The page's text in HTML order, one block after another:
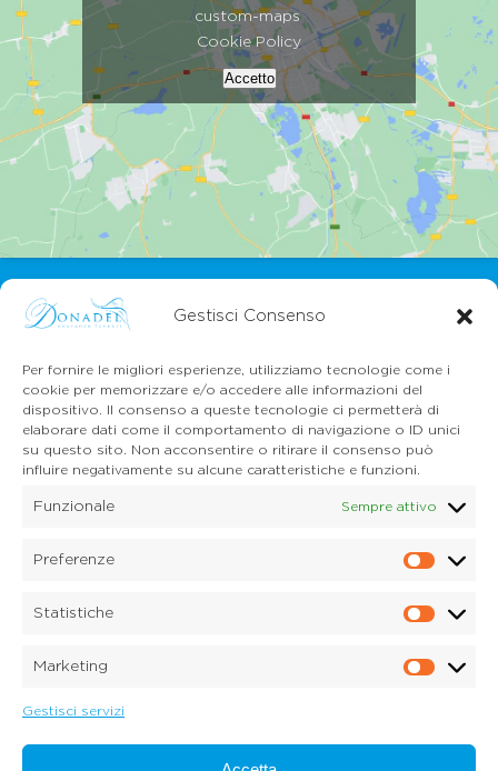
Gestisci Consenso
Per fornire le migliori esperienze, utilizziamo tecnologie come i
cookie per memorizzare e/o accedere alle informazioni del
dispositivo. Il consenso a queste tecnologie ci permetterà di
elaborare dati come il comportamento di navigazione o ID unici
su questo sito. Non acconsentire o ritirare il consenso può
influire negativamente su alcune caratteristiche e funzioni.
Funzionale Sempre attivo
Preferenze
Statistiche
Marketing
Gestisci servizi
custom-maps
Cookie Policy
Accetto
CONTATTI
Mail:info@onoranzefunebridonadel.it
Cell.336 200212
Cell.349 3056496
Credits:Digitalia Srl